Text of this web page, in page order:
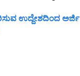
ಉದ್ದೇಶದಿಂದ